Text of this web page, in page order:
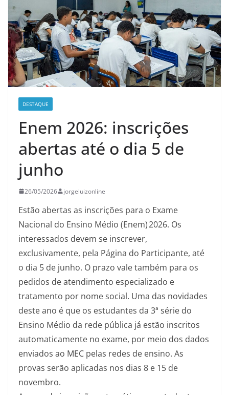
DESTAQUE
Enem 2026: inscrições
abertas até o dia 5 de
junho
26/05/2026 jorgeluizonline
Estão abertas as inscrições para o Exame
Nacional do Ensino Médio (Enem) 2026. Os
interessados devem se inscrever,
exclusivamente, pela Página do Participante, até
o dia 5 de junho. O prazo vale também para os
pedidos de atendimento especializado e
tratamento por nome social. Uma das novidades
deste ano é que os estudantes da 3ª série do
Ensino Médio da rede pública já estão inscritos
automaticamente no exame, por meio dos dados
enviados ao MEC pelas redes de ensino. As
provas serão aplicadas nos dias 8 e 15 de
novembro.